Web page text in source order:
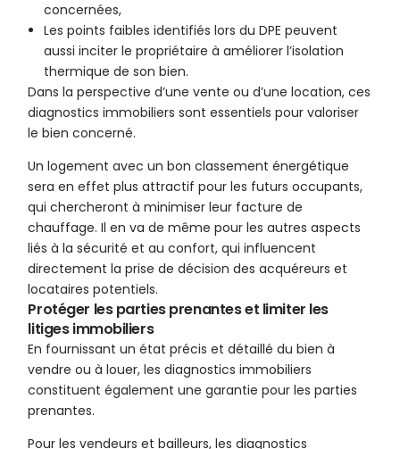
concernées,
Les points faibles identifiés lors du DPE peuvent
aussi inciter le propriétaire à améliorer l’isolation
thermique de son bien.
Dans la perspective d’une vente ou d’une location, ces
diagnostics immobiliers sont essentiels pour valoriser
le bien concerné.
Un logement avec un bon classement énergétique
sera en effet plus attractif pour les futurs occupants,
qui chercheront à minimiser leur facture de
chauffage. Il en va de même pour les autres aspects
liés à la sécurité et au confort, qui influencent
directement la prise de décision des acquéreurs et
locataires potentiels.
Protéger les parties prenantes et limiter les
litiges immobiliers
En fournissant un état précis et détaillé du bien à
vendre ou à louer, les diagnostics immobiliers
constituent également une garantie pour les parties
prenantes.
Pour les vendeurs et bailleurs, les diagnostics